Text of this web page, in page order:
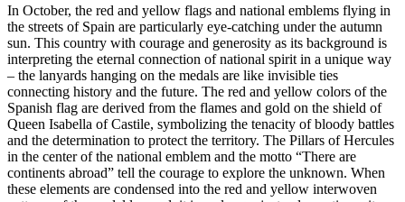
In October, the red and yellow flags and national emblems flying in
the streets of Spain are particularly eye-catching under the autumn
sun. This country with courage and generosity as its background is
interpreting the eternal connection of national spirit in a unique way
– the lanyards hanging on the medals are like invisible ties
connecting history and the future. The red and yellow colors of the
Spanish flag are derived from the flames and gold on the shield of
Queen Isabella of Castile, symbolizing the tenacity of bloody battles
and the determination to protect the territory. The Pillars of Hercules
in the center of the national emblem and the motto “There are
continents abroad” tell the courage to explore the unknown. When
these elements are condensed into the red and yellow interwoven